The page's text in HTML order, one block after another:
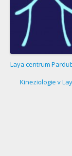
Laya centrum
Kineziologie v